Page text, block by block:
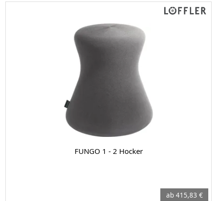
FUNGO 1 - 2 Hocker
ab 415,83 €